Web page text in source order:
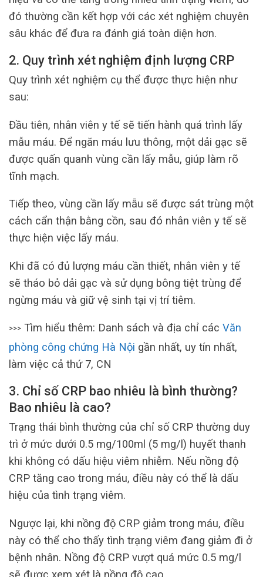
đó thường cần kết hợp với các xét nghiệm chuyên
sâu khác để đưa ra đánh giá toàn diện hơn.
2. Quy trình xét nghiệm định lượng CRP
Quy trình xét nghiệm cụ thể được thực hiện như
sau:
Đầu tiên, nhân viên y tế sẽ tiến hành quá trình lấy
mẫu máu. Để ngăn máu lưu thông, một dải gạc sẽ
được quấn quanh vùng cần lấy mẫu, giúp làm rõ
tĩnh mạch.
Tiếp theo, vùng cần lấy mẫu sẽ được sát trùng một
cách cẩn thận bằng cồn, sau đó nhân viên y tế sẽ
thực hiện việc lấy máu.
Khi đã có đủ lượng máu cần thiết, nhân viên y tế
sẽ tháo bỏ dải gạc và sử dụng bông tiệt trùng để
ngừng máu và giữ vệ sinh tại vị trí tiêm.
>>> Tìm hiểu thêm: Danh sách và địa chỉ các Văn
phòng công chứng Hà Nội gần nhất, uy tín nhất,
làm việc cả thứ 7, CN
3. Chỉ số CRP bao nhiêu là bình thường?
Bao nhiêu là cao?
Trạng thái bình thường của chỉ số CRP thường duy
trì ở mức dưới 0.5 mg/100ml (5 mg/l) huyết thanh
khi không có dấu hiệu viêm nhiễm. Nếu nồng độ
CRP tăng cao trong máu, điều này có thể là dấu
hiệu của tình trạng viêm.
Ngược lại, khi nồng độ CRP giảm trong máu, điều
này có thể cho thấy tình trạng viêm đang giảm đi ở
bệnh nhân. Nồng độ CRP vượt quá mức 0.5 mg/l
sẽ được xem xét là nồng độ cao.